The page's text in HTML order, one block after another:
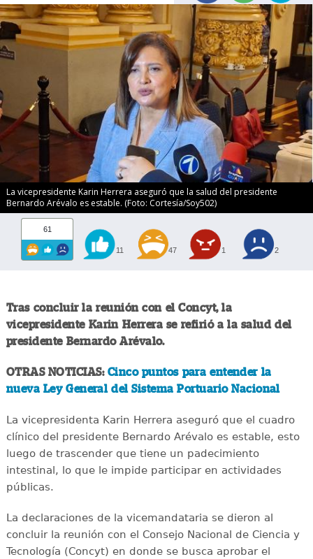
La vicepresidente Karin Herrera aseguró que la salud del presidente
Bernardo Arévalo es estable. (Foto: Cortesía/Soy502)
61
11 47 1 2
Tras concluir la reunión con el Concyt, la
vicepresidente Karin Herrera se refirió a la salud del
presidente Bernardo Arévalo.
OTRAS NOTICIAS: Cinco puntos para entender la
nueva Ley General del Sistema Portuario Nacional
La vicepresidenta Karin Herrera aseguró que el cuadro
clínico del presidente Bernardo Arévalo es estable, esto
luego de trascender que tiene un padecimiento
intestinal, lo que le impide participar en actividades
públicas.
La declaraciones de la vicemandataria se dieron al
concluir la reunión con el Consejo Nacional de Ciencia y
Tecnología (Concyt) en donde se busca aprobar el